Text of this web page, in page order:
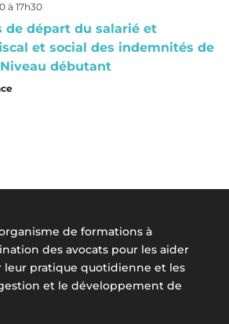
à 17h30
de départ du salarié et
et social des indemnités de
débutant
de formations à
des avocats pour les aider
leur pratique quotidienne et les
et le développement de